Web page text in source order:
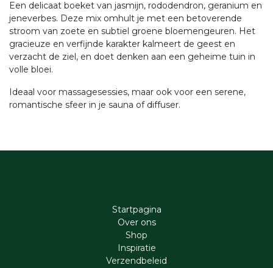
Een delicaat boeket van jasmijn, rododendron, geranium en
jeneverbes. Deze mix omhult je met een betoverende
stroom van zoete en subtiel groene bloemengeuren. Het
gracieuze en verfijnde karakter kalmeert de geest en
verzacht de ziel, en doet denken aan een geheime tuin in
volle bloei.
Ideaal voor massagesessies, maar ook voor een serene,
romantische sfeer in je sauna of diffuser.
Startpagina
Ove​r​ ons
Shop
Inspiratie
Verzendbeleid